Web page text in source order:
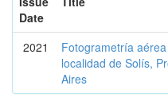
Date
2021
Fotogrametría
localidad de Solís,
Aires